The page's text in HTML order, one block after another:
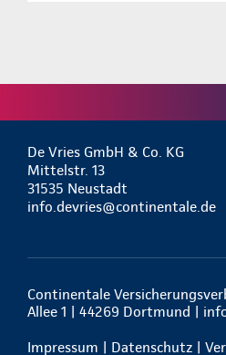
De Vries GmbH & Co. KG
Mittelstr. 13
31535 Neustadt
info.devries@continentale.de
Continentale
Allee 1 | 44269 Dortmund |
Impressum | Datenschutz |